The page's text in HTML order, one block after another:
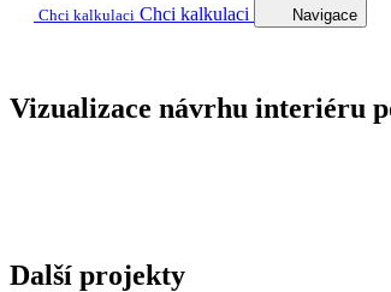
Chci kalkulaci Chci kalkulaci Navigace
Vizualizace návrhu interiéru
Další projekty